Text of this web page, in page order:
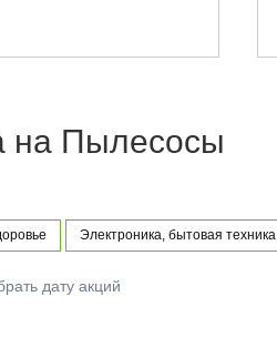
на Пылесосы
Электроника, бытовая техника
дату акций